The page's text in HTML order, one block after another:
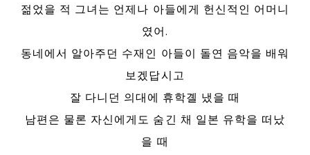
젊었을 적 그녀는 언제나 아들에게 헌신적인 어머니
였어.
동네에서 알아주던 수재인 아들이 돌연 음악을 배워
보겠답시고
잘 다니던 의대에 휴학곌 냈을 때
남편은 물론 자신에게도 숨긴 채 일본 유학을 떠났
을 때